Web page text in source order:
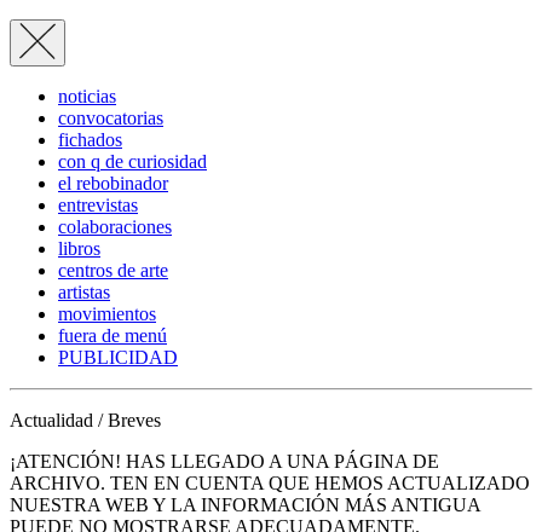
noticias
convocatorias
fichados
con q de curiosidad
el rebobinador
entrevistas
colaboraciones
libros
centros de arte
artistas
movimientos
fuera de menú
PUBLICIDAD
Actualidad / Breves
¡ATENCIÓN! HAS LLEGADO A UNA PÁGINA DE
ARCHIVO. TEN EN CUENTA QUE HEMOS ACTUALIZADO
NUESTRA WEB Y LA INFORMACIÓN MÁS ANTIGUA
PUEDE NO MOSTRARSE ADECUADAMENTE.